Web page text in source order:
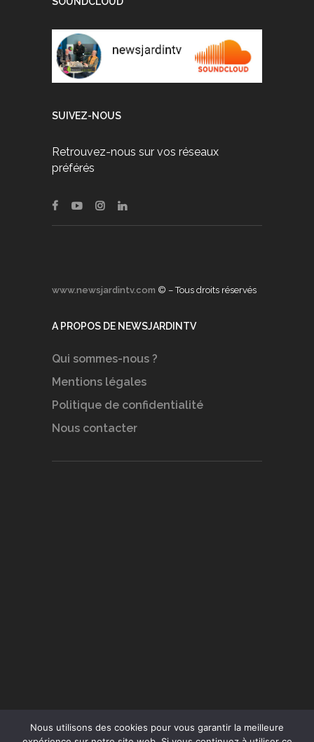
SUIVEZ-NOUS
Retrouvez-nous sur vos réseaux
préférés
www.newsjardintv.com © – Tous droits réservés
A PROPOS DE NEWSJARDINTV
Qui sommes-nous ?
Mentions légales
Politique de confidentialité
Nous contacter
Nous utilisons des cookies pour vous garantir la meilleure